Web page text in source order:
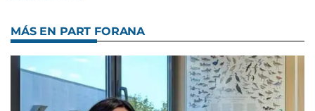
MÁS EN PART FORANA